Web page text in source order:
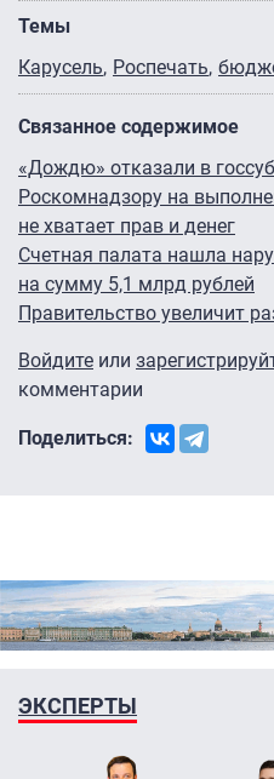
Темы
Карусель Роспечать
Связанное содержимое
«Дождю» отказали в
Роскомнадзору на
не хватает прав и денег
Счетная палата нашла
на сумму 5,1 млрд рублей
Правительство увеличит
Войдите или
комментарии
Поделиться:
ЭКСПЕРТЫ